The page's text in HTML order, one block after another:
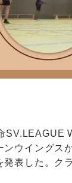
ンウイングス
発表した。ク